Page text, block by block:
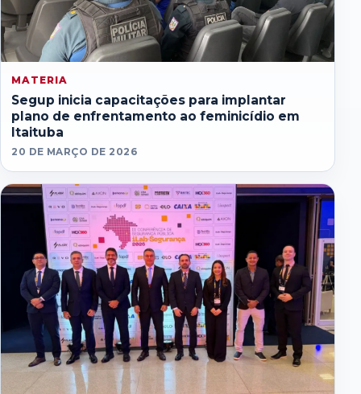
MATERIA
Segup inicia capacitações para implantar
plano de enfrentamento ao feminicídio em
Itaituba
20 DE MARÇO DE 2026